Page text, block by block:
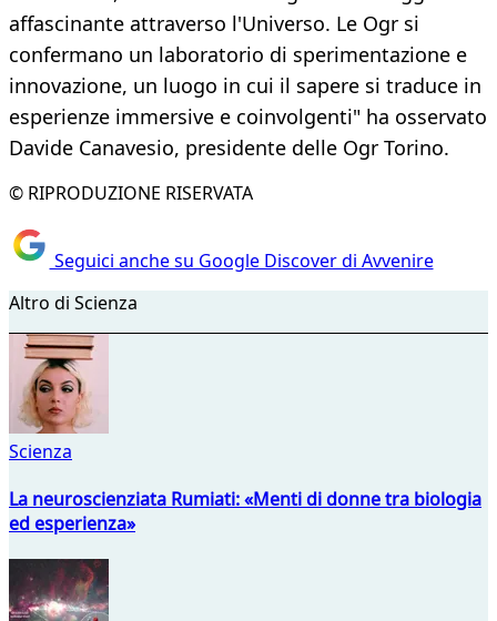
affascinante attraverso l'Universo. Le Ogr si
confermano un laboratorio di sperimentazione e
innovazione, un luogo in cui il sapere si traduce in
esperienze immersive e coinvolgenti" ha osservato
Davide Canavesio, presidente delle Ogr Torino.
© RIPRODUZIONE RISERVATA
Seguici anche su Google Discover di Avvenire
Altro di Scienza
Scienza
La neuroscienziata Rumiati: «Menti di donne tra biologia
ed esperienza»